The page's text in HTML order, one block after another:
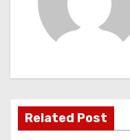
aRelated Post